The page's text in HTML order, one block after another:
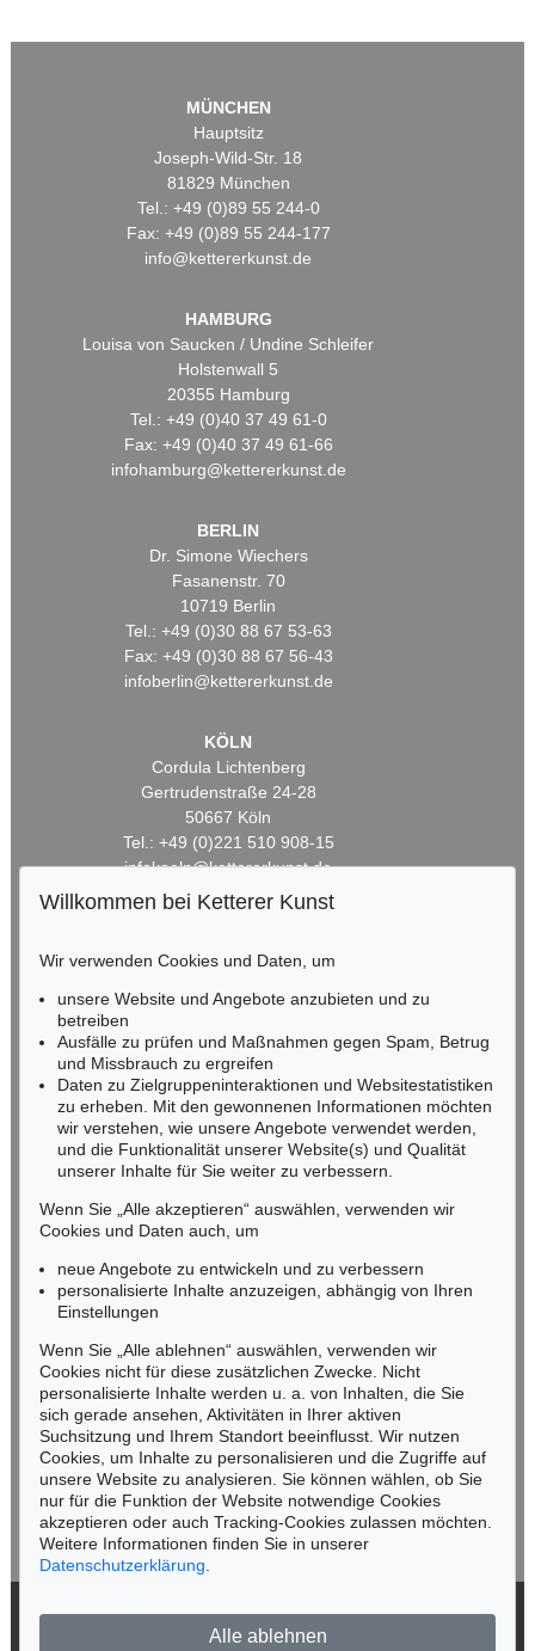
MÜNCHEN
Hauptsitz
Joseph-Wild-Str. 18
81829 München
Tel.: +49 (0)89 55 244-0
Fax: +49 (0)89 55 244-177
info@kettererkunst.de
HAMBURG
Louisa von Saucken / Undine Schleifer
Holstenwall 5
20355 Hamburg
Tel.: +49 (0)40 37 49 61-0
Fax: +49 (0)40 37 49 61-66
infohamburg@kettererkunst.de
BERLIN
Dr. Simone Wiechers
Fasanenstr. 70
10719 Berlin
Tel.: +49 (0)30 88 67 53-63
Fax: +49 (0)30 88 67 56-43
infoberlin@kettererkunst.de
KÖLN
Cordula Lichtenberg
Gertrudenstraße 24-28
50667 Köln
Tel.: +49 (0)221 510 908-15
infokoeln@kettererkunst.de
HESSEN
Miriam Heß
Tel.: +49 (0)62 21 58 80-038
Fax: +49 (0)62 21 58 80-595
infoheidelberg@kettererkunst.de
NORDDEUTSCHLAND
Nico Kassel, M.A.
Mobil: +49 (0)171 8618661
n.kassel@kettererkunst.de
Keine Auktion mehr verpassen!
Wir informieren Sie rechtzeitig.
Jetzt zum Newsletter anmelden >
Willkommen bei Ketterer Kunst
Wir verwenden Cookies und Daten, um
unsere Website und Angebote anzubieten und zu
betreiben
Ausfälle zu prüfen und Maßnahmen gegen Spam, Betrug
und Missbrauch zu ergreifen
Daten zu Zielgruppeninteraktionen und Websitestatistiken
zu erheben. Mit den gewonnenen Informationen möchten
wir verstehen, wie unsere Angebote verwendet werden,
und die Funktionalität unserer Website(s) und Qualität
unserer Inhalte für Sie weiter zu verbessern.
Wenn Sie „Alle akzeptieren“ auswählen, verwenden wir
Cookies und Daten auch, um
neue Angebote zu entwickeln und zu verbessern
personalisierte Inhalte anzuzeigen, abhängig von Ihren
Einstellungen
Wenn Sie „Alle ablehnen“ auswählen, verwenden wir
Cookies nicht für diese zusätzlichen Zwecke. Nicht
personalisierte Inhalte werden u. a. von Inhalten, die Sie
sich gerade ansehen, Aktivitäten in Ihrer aktiven
Suchsitzung und Ihrem Standort beeinflusst. Wir nutzen
Cookies, um Inhalte zu personalisieren und die Zugriffe auf
unsere Website zu analysieren. Sie können wählen, ob Sie
nur für die Funktion der Website notwendige Cookies
akzeptieren oder auch Tracking-Cookies zulassen möchten.
Weitere Informationen finden Sie in unserer
Datenschutzerklärung
Alle ablehnen